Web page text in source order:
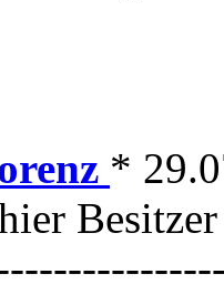
*
Besitzer